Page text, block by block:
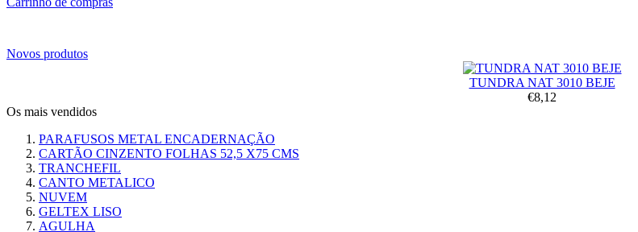
Novos produtos
TUNDRA NAT 3010 BEJE
€8,12
Os mais vendidos
PARAFUSOS METAL ENCADERNAÇÃO
CARTÃO CINZENTO FOLHAS 52,5 X75 CMS
TRANCHEFIL
CANTO METALICO
NUVEM
GELTEX LISO
AGULHA